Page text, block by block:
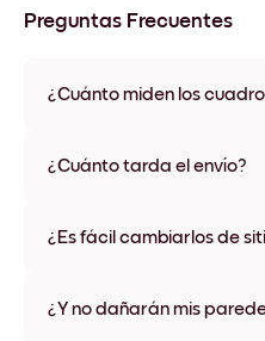
Preguntas Frecuentes
¿Cuánto miden los
varios materiales y colores
¿Cuánto tarda el envío?
disponibles en algunos
¿Es fácil cambiarlos de
ningún daño
¿Y no dañarán mis